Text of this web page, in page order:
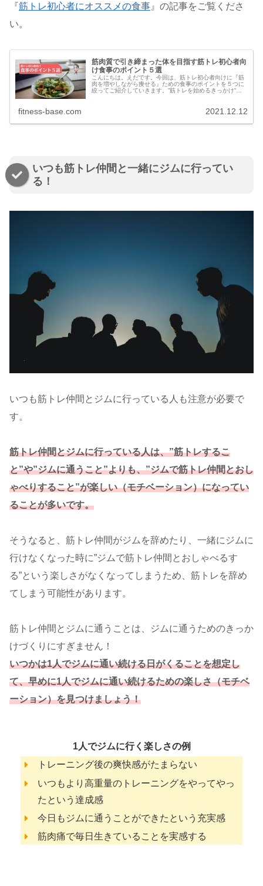
『筋トレ初心者にオススメの食事 』の記事をご覧くださ
い。
筋肉質で引き締まった体を目指す筋トレ初心者向
け食事のポイント５選
こんにちは。えだです。今回は、筋トレ初心者向けに『筋
肉を増やしながら痩せる』ための食事のポイントを５つに
絞ってご紹介していきます。”筋トレを始めるきっかけ”は
fitness-base.com 2021.12.12
いつも筋トレ仲間と一緒にジムに行ってい
る！
いつも筋トレ仲間とジムに行っている人も注意が必要で
す。
筋トレ仲間とジムに行っている人は、”筋トレするこ
と”や”ジムに通うこと”よりも、”ジムで筋トレ仲間とおし
ゃべりすること”が楽しい（モチベーション）になってい
ることが多いです。
そうなると、筋トレ仲間がジムを辞めたり、一緒にジムに
行けなくなった時に”ジムで筋トレ仲間とおしゃべるす
る”という楽しさがなくなってしまうため、筋トレを辞め
てしまう可能性があります。
筋トレ仲間とジムに通うことは、ジムに通うためのきっか
けづくりにすぎません！
いつかは1人でジムに通い続ける日がくることを想定し
て、早めに1人でジムに通い続けるための楽しさ（モチベ
ーション）を見つけましょう！
1人でジムに行く楽しさの例
トレーニング後の爽快感がたまらない
いつもより高重量のトレーニングをやってやっ
たという達成感
今日もジムに通うことができたという充実感
筋肉痛で毎日生きていることを実感する